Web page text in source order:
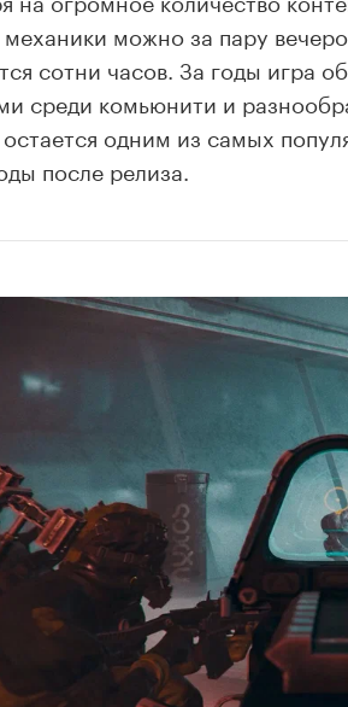
можно за пару
сотни часов. За годы игра
среди комьюнити и
одним из самых
после релиза.